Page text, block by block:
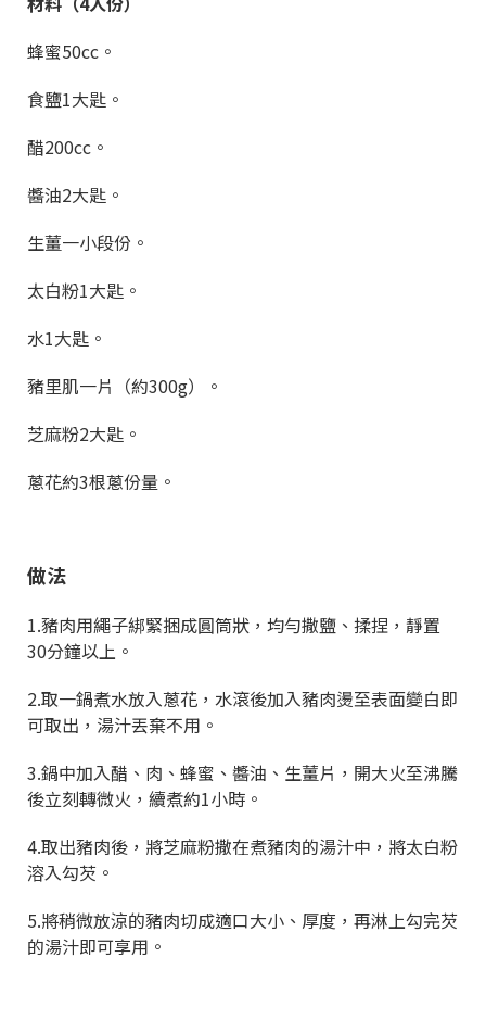
蜂蜜50cc。
食鹽1大匙。
醋200cc。
醬油2大匙。
生薑一小段份。
太白粉1大匙。
水1大匙。
豬里肌一片（約300g）。
芝麻粉2大匙。
蔥花約3根蔥份量。
做法
1.豬肉用繩子綁緊捆成圓筒狀，均勻撒鹽、揉捏，靜置
30分鐘以上。
2.取一鍋煮水放入蔥花，水滾後加入豬肉燙至表面變白即
可取出，湯汁丟棄不用。
3.鍋中加入醋、肉、蜂蜜、醬油、生薑片，開大火至沸騰
後立刻轉微火，續煮約1小時。
4.取出豬肉後，將芝麻粉撒在煮豬肉的湯汁中，將太白粉
溶入勾芡。
5.將稍微放涼的豬肉切成適口大小、厚度，再淋上勾完芡
的湯汁即可享用。